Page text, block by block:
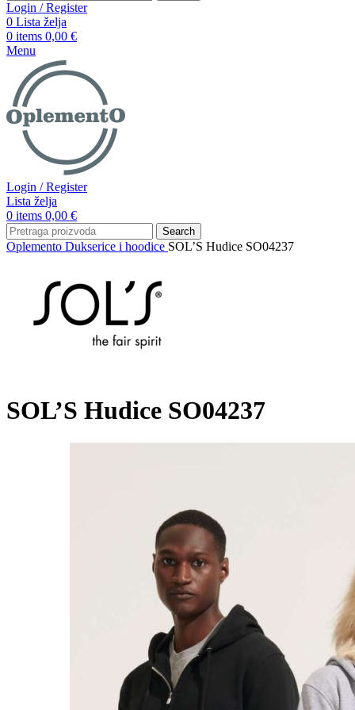
Login / Register
0 Lista želja
0 items 0,00 €
Menu
Login / Register
Lista želja
0 items 0,00 €
Search
Oplemento Dukserice i hoodice SOL’S Hudice SO04237
SOL’S Hudice SO04237